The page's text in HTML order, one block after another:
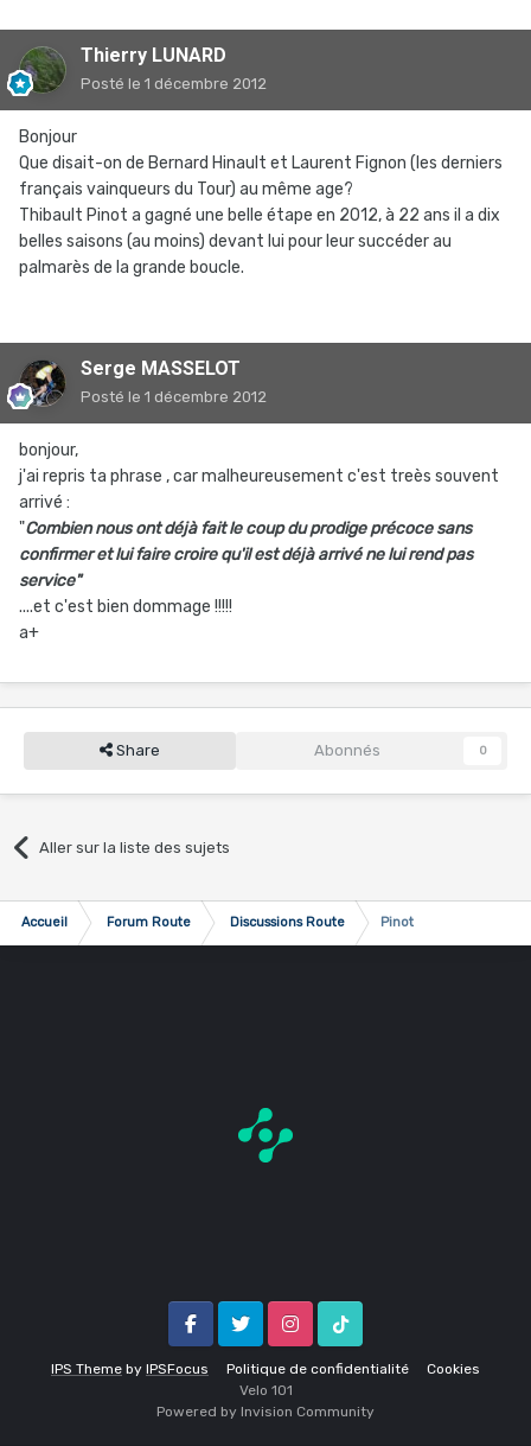
Thierry LUNARD
Posté le 1 décembre 2012
Bonjour
Que disait-on de Bernard Hinault et Laurent Fignon (les derniers
français vainqueurs du Tour) au même age?
Thibault Pinot a gagné une belle étape en 2012, à 22 ans il a dix
belles saisons (au moins) devant lui pour leur succéder au
palmarès de la grande boucle.
Serge MASSELOT
Posté le 1 décembre 2012
bonjour,
j'ai repris ta phrase , car malheureusement c'est treès souvent
arrivé :
"Combien nous ont déjà fait le coup du prodige précoce sans
confirmer et lui faire croire qu'il est déjà arrivé ne lui rend pas
service"
....et c'est bien dommage !!!!!
a+
Share Abonnés 0
Aller sur la liste des sujets
Accueil Forum Route Discussions Route Pinot
IPS Theme by IPSFocus Politique de confidentialité Cookies
FacebookTwitter InstagramTik Tok
Velo 1O1
Powered by Invision Community